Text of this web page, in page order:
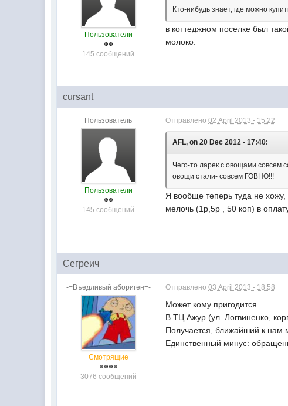
Пользователи
145 сообщений
Кто-нибудь знает, где можно
в коттеджном поселке был
молоко.
cursant
Пользователь
Пользователи
145 сообщений
Отправлено02 April 2013 - 15:22
AFL, on 20 Dec 2012 - 17:40:
Чего-то ларек с овощами совсем
овощи стали- совсем ГОВНО!!!
Я вообще теперь туда не
мелочь (1р,5р , 50 коп) в
Сегреич
-=Въедливый абориген=-
Смотрящие
3076 сообщений
Отправлено03 April 2013 - 18:58
Может кому пригодится...
В ТЦ Ажур (ул. Логвиненко,
Получается, ближайший к нам
Единственный минус: